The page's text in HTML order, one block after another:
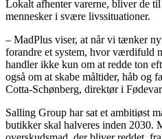
Lokalt afhenter varerne, bliver de
mennesker i svære livssituationer.
– MadPlus viser, at når vi tænker
forandre et system, hvor værdifuld
handler ikke kun om at redde ton
også om at skabe måltider, håb og
Cotta-Schønberg, direktør i
Salling Group har sat et ambitiøst
butikker skal halveres inden 2030.